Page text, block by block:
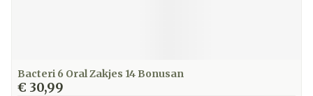
Bacteri 6 Oral Zakjes 14 Bonusan
€ 30,99